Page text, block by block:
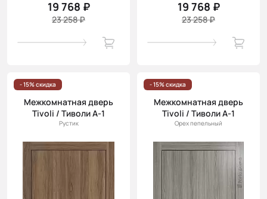
19 768 ₽
23 258 ₽
19 768 ₽
23 258 ₽
- 15% скидка
Межкомнатная дверь
Tivoli / Тиволи А-1
Рустик
- 15% скидка
Межкомнатная дверь
Tivoli / Тиволи А-1
Орех пепельный